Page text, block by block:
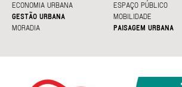
ECONOMIA URBANA
ESPAÇO PÚBLICO
GESTÃO URBANA
MOBILIDADE
MORADIA
PAISAGEM URBANA